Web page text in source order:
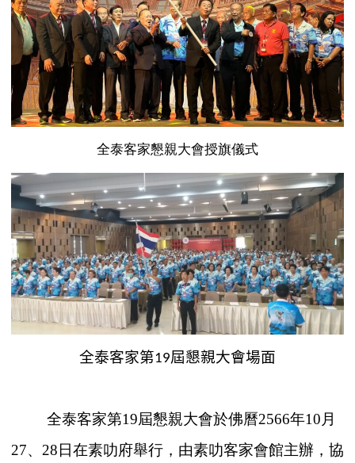
全泰客家懇親大會授旗儀式
全泰客家第19屆懇親大會場面
全泰客家第19屆懇親大會於佛曆2566年10月
27、28日在素叻府舉行，由素叻客家會館主辦，協